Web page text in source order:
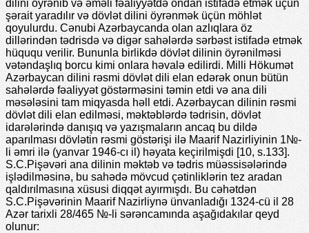
dilini öyrənib və əməli fəaliyyətdə ondan istifadə etmək üçün
şərait yaradılır və dövlət dilini öyrənmək üçün möhlət
qoyulurdu. Cənubi Azərbaycanda olan azlıqlara öz
dillərindən tədrisdə və digər sahələrdə sərbəst istifadə etmək
hüququ verilir. Bununla birlikdə dövlət dilinin öyrənilməsi
vətəndaşlıq borcu kimi onlara həvalə edilirdi. Milli Hökumət
Azərbaycan dilini rəsmi dövlət dili elan edərək onun bütün
sahələrdə fəaliyyət göstərməsini təmin etdi və ana dili
məsələsini tam miqyasda həll etdi. Azərbaycan dilinin rəsmi
dövlət dili elan edilməsi, məktəblərdə tədrisin, dövlət
idarələrində danışıq və yazışmaların ancaq bu dildə
aparılması dövlətin rəsmi göstərişi ilə Maarif Nazirliyinin 1№-
li əmri ilə (yanvar 1946-cı il) həyata keçirilmişdi [10, s.133].
S.C.Pişəvəri ana dilinin məktəb və tədris müəssisələrində
işlədilməsinə, bu sahədə mövcud çətinliklərin tez aradan
qaldırılmasına xüsusi diqqət ayırmışdı. Bu cəhətdən
S.C.Pişəvərinin Maarif Nazirliynə ünvanladığı 1324-cü il 28
Azər tarixli 28/465 №-li sərəncamında aşağıdakılar qeyd
olunur: